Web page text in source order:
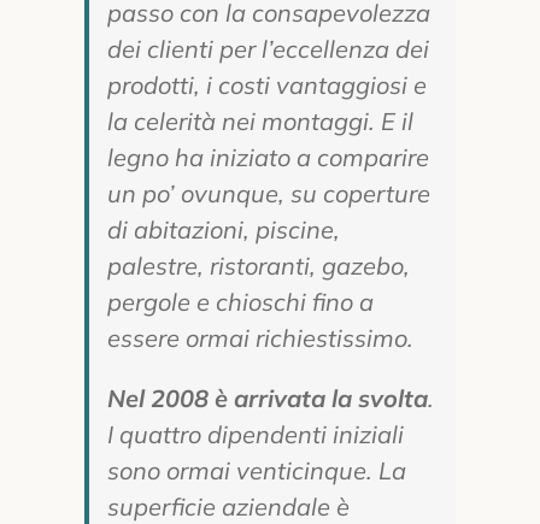
passo con la consapevolezza
dei clienti per l’eccellenza dei
prodotti, i costi vantaggiosi e
la celerità nei montaggi. E il
legno ha iniziato a comparire
un po’ ovunque, su coperture
di abitazioni, piscine,
palestre, ristoranti, gazebo,
pergole e chioschi fino a
essere ormai richiestissimo.
Nel 2008 è arrivata la svolta.
I quattro dipendenti iniziali
sono ormai venticinque. La
superficie aziendale è